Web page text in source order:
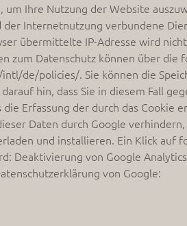
Ihre Nutzung der Website
Internetnutzung verbundene
übermittelte IP-Adresse wird
zum Datenschutz können über die
de/policies/. Sie können die
hin, dass Sie in diesem Fall
Erfassung der durch das Cookie
Daten durch Google verhindern,
und installieren. Ein Klick auf
Deaktivierung von Google Analytics
von Google: